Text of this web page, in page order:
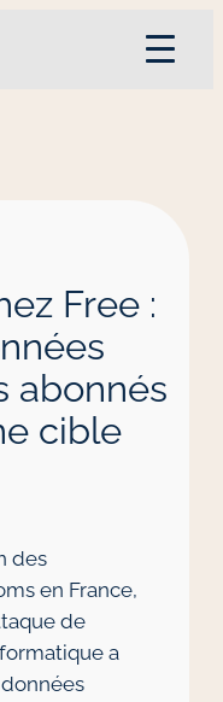
Free :
abonnés
cible
des
en France,
de
a